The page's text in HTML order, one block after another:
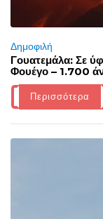
Δημοφιλή
Γουατεμάλα: Σε
Φουέγο – 1.700
Περισσότερα